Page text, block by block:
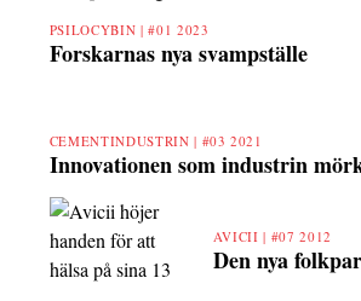
PSILOCYBIN |#01 2023
Forskarnas nya svampställe
CEMENTINDUSTRIN | #03 2021
Innovationen som industrin
AVICII | #07 2012
Den nya